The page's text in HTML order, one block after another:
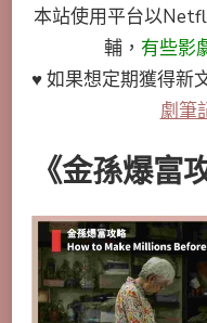
本站使用平台以
輔， 有些影
♥ 如果想定期獲得新
劇筆
《金孫爆富